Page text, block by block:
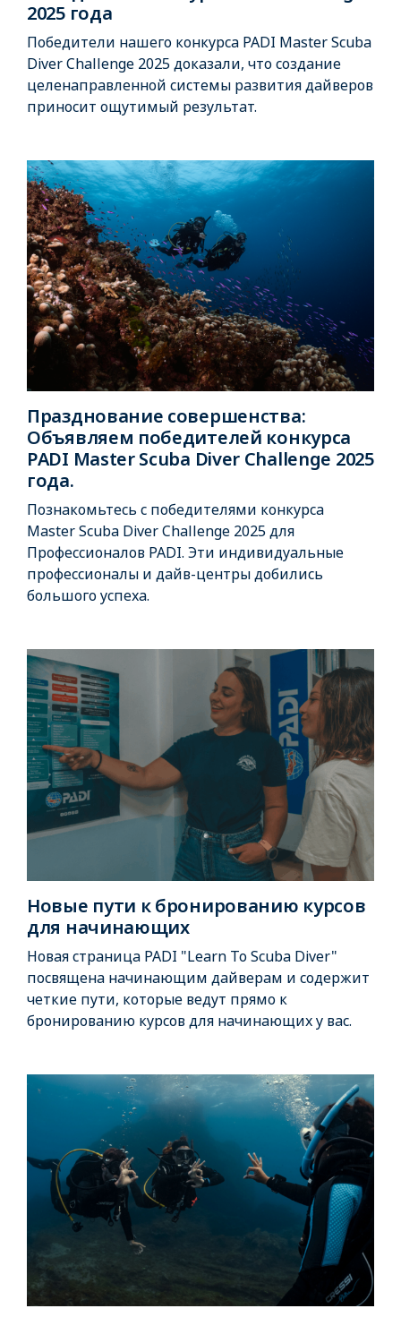
2025 года
Победители нашего конкурса PADI Master Scuba
Diver Challenge 2025 доказали, что создание
целенаправленной системы развития дайверов
приносит ощутимый результат.
Празднование совершенства:
Объявляем победителей конкурса
PADI Master Scuba Diver Challenge 2025
года.
Познакомьтесь с победителями конкурса
Master Scuba Diver Challenge 2025 для
Профессионалов PADI. Эти индивидуальные
профессионалы и дайв-центры добились
большого успеха.
Новые пути к бронированию курсов
для начинающих
Новая страница PADI "Learn To Scuba Diver"
посвящена начинающим дайверам и содержит
четкие пути, которые ведут прямо к
бронированию курсов для начинающих у вас.